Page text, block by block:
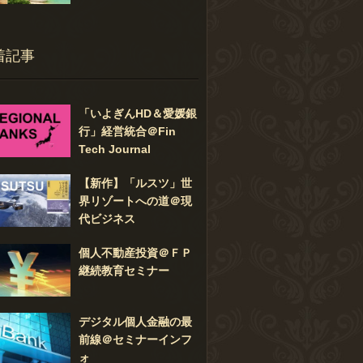
記事
「いよぎんHD＆愛媛銀
行」経営統合＠Fin
Tech Journal
【新作】「ルスツ」世
界リゾートへの道＠現
代ビジネス
個人不動産投資＠ＦＰ
継続教育セミナー
デジタル個人金融の最
前線＠セミナーインフ
ォ